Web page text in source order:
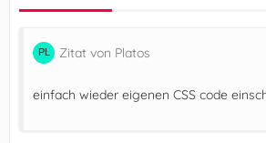
Zitat von Platos
einfach wieder eigenen CSS code